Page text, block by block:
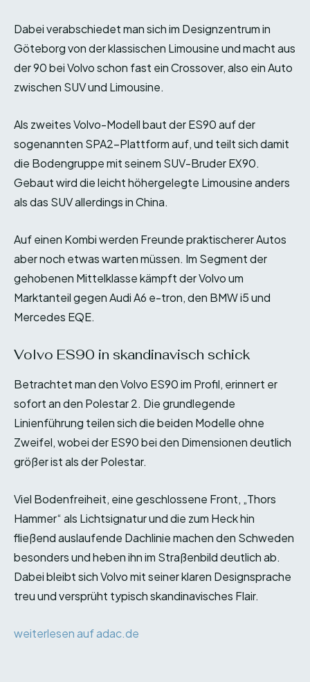
Dabei verabschiedet man sich im Designzentrum in
Göteborg von der klassischen Limousine und macht aus
der 90 bei Volvo schon fast ein Crossover, also ein Auto
zwischen SUV und Limousine.
Als zweites Volvo-Modell baut der ES90 auf der
sogenannten SPA2-Plattform auf, und teilt sich damit
die Bodengruppe mit seinem SUV-Bruder EX90.
Gebaut wird die leicht höhergelegte Limousine anders
als das SUV allerdings in China.
Auf einen Kombi werden Freunde praktischerer Autos
aber noch etwas warten müssen. Im Segment der
gehobenen Mittelklasse kämpft der Volvo um
Marktanteil gegen Audi A6 e-tron, den BMW i5 und
Mercedes EQE.
Volvo ES90 in skandinavisch schick
Betrachtet man den Volvo ES90 im Profil, erinnert er
sofort an den Polestar 2. Die grundlegende
Linienführung teilen sich die beiden Modelle ohne
Zweifel, wobei der ES90 bei den Dimensionen deutlich
größer ist als der Polestar.
Viel Bodenfreiheit, eine geschlossene Front, „Thors
Hammer“ als Lichtsignatur und die zum Heck hin
fließend auslaufende Dachlinie machen den Schweden
besonders und heben ihn im Straßenbild deutlich ab.
Dabei bleibt sich Volvo mit seiner klaren Designsprache
treu und versprüht typisch skandinavisches Flair.
weiterlesen auf adac.de